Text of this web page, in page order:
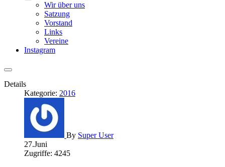
Wir über uns
Satzung
Vorstand
Links
Vereine
Instagram
Details
Kategorie: 2016
By Super User
27.Juni
Zugriffe: 4245